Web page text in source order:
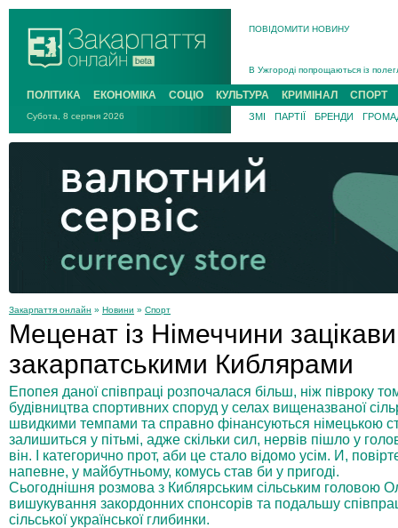
ПОВІДОМИТИ НОВИНУ
В Ужгороді попрощаються із
В Ужгороді 5 серпня
Підтвердили загибель
На війні з рф поліг військовий з
На Хустщині внаслідок ДТП за
Інструктора районного ТЦК на
ПОЛІТИКА ЕКОНОМІКА СОЦІО КУЛЬТУРА КРИМІНАЛ СПОРТ
Субота, 8 серпня 2026 ЗМІ ПАРТІЇ БРЕНДИ
Закарпаття онлайн » Новини » Спорт
Меценат із Німеччини
закарпатськими Киблярами
Епопея даної співпраці розпочалася більш, ніж півроку
будівництва спортивних споруд у селах вищеназваної
швидкими темпами та справно фінансуються німецькою
залишиться у пітьмі, адже скільки сил, нервів пішло у
він. І категорично прот, аби це стало відомо усім. И,
напевне, у майбутньому, комусь став би у пригоді.
Сьогоднішня розмова з Киблярським сільським
вишукування закордонних спонсорів та подальшу
сільської української глибинки.